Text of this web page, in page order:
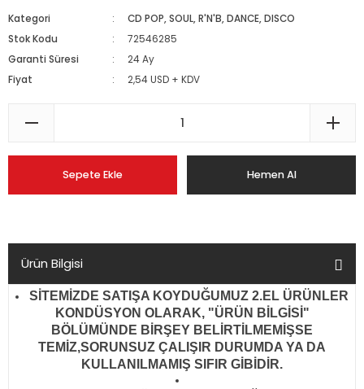
Kategori
CD POP, SOUL, R'N'B, DANCE, DISCO
Stok Kodu
72546285
Garanti Süresi
24 Ay
Fiyat
2,54 USD + KDV
Sepete Ekle Hemen Al
Ürün Bilgisi
SİTEMİZDE SATIŞA KOYDUĞUMUZ 2.EL ÜRÜNLER
KONDÜSYON OLARAK, "ÜRÜN BİLGİSİ"
BÖLÜMÜNDE BİRŞEY BELİRTİLMEMİŞSE
TEMİZ,SORUNSUZ ÇALIŞIR DURUMDA YA DA
KULLANILMAMIŞ SIFIR GİBİDİR.